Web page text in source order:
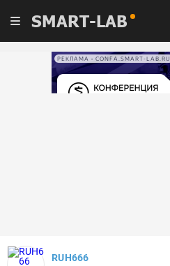
SMART-LAB
РЕКЛАМА • CONFA.SMART-LAB.RU
RUH666